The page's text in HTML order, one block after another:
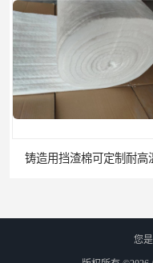
铸造用挡渣棉可定制耐高
您